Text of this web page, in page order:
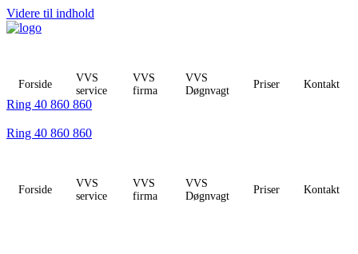
Videre til indhold
Forside
VVS
service
VVS
firma
VVS
Døgnvagt
Priser Kontakt
Ring 40 860 860
Ring 40 860 860
Forside
VVS
service
VVS
firma
VVS
Døgnvagt
Priser Kontakt